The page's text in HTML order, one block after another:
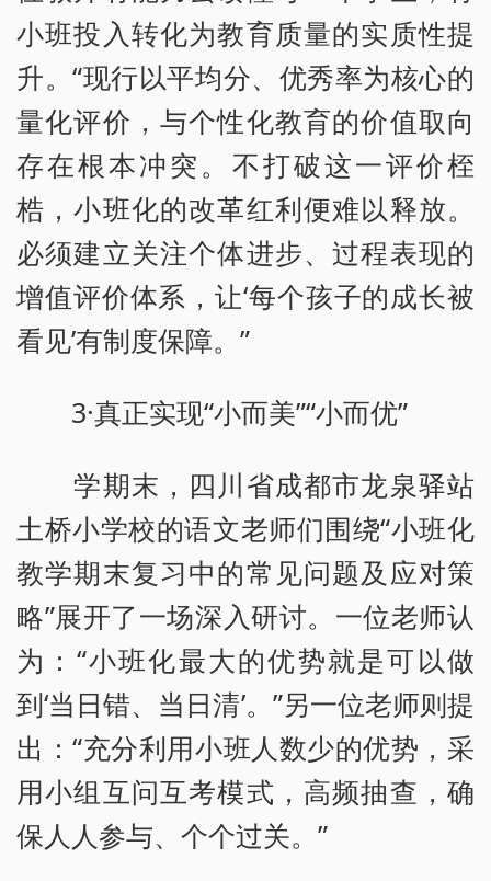
小班投入转化为教育质量的实质性提
升。“现行以平均分、优秀率为核心的
量化评价，与个性化教育的价值取向
存在根本冲突。不打破这一评价桎
梏，小班化的改革红利便难以释放。
必须建立关注个体进步、过程表现的
增值评价体系，让‘每个孩子的成长被
看见’有制度保障。”
3·真正实现“小而美”“小而优”
学期末，四川省成都市龙泉驿站
土桥小学校的语文老师们围绕“小班化
教学期末复习中的常见问题及应对策
略”展开了一场深入研讨。一位老师认
为：“小班化最大的优势就是可以做
到‘当日错、当日清’。”另一位老师则提
出：“充分利用小班人数少的优势，采
用小组互问互考模式，高频抽查，确
保人人参与、个个过关。”